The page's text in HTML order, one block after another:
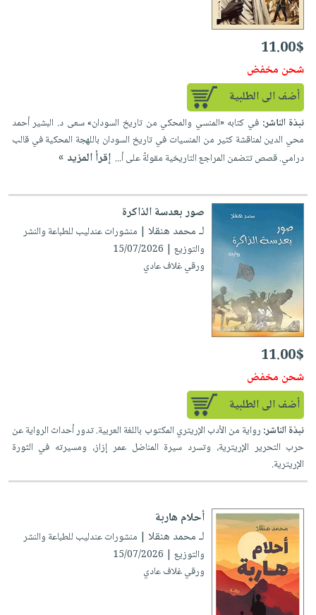
11.00$
شحن مخفض
أضف الى الطلبية
نبذة الناشر: في كتابه «المنسي والمحكي من تاريخ السودان» سعى د. البشير أحمد
محي الدين لمناقشة كثير من المنسيات في تاريخ السودان باللهجة المحكية في قالب
درامي. قصص تتضمن المراجع التاريخية مقولةً على أ... إقرأ المزيد »
صور بعدسة الذاكرة
لـ محمد هنقلا | منشورات عندليب للطباعة والنشر
والتوزيع | 15/07/2026
ورقي غلاف عادي
11.00$
شحن مخفض
أضف الى الطلبية
نبذة الناشر: رواية من الأدب الإريتري المكتوب باللغة العربية. تدور أحداث الرواية عن
حرب التحرير الإريترية، وتسرد سيرة المناضل عمر إزاز، ومسيرته في الثورة
الإريترية.
أحلام هاربة
لـ محمد هنقلا | منشورات عندليب للطباعة والنشر
والتوزيع | 15/07/2026
ورقي غلاف عادي